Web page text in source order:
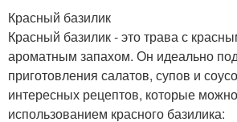
Красный базилик
Красный базилик - это трава с
ароматным запахом. Он идеально
приготовления салатов, супов и
интересных рецептов, которые
использованием красного базилика: